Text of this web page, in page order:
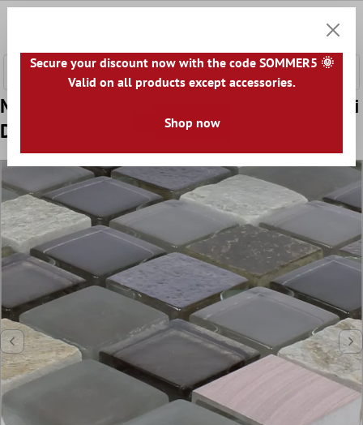
Model din Sticlă Piatră Naturală Metal Plăci
De Mozaic Riksha
Secure your discount now with the code SOMMER5 🌞
Valid on all products except accessories.
Shop now